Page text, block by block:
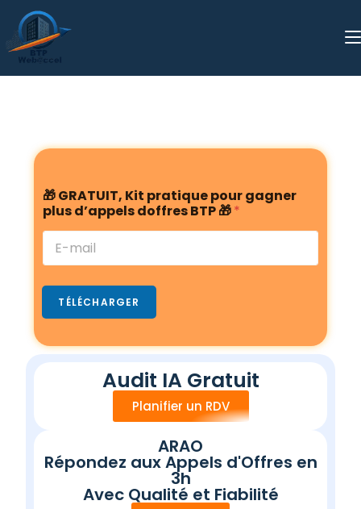
B
T
P
R
T
I
,
🎁 GRATUIT, Kit pratique pour gagner
plus d’appels doffres BTP 🎁*
TÉLÉCHARGER
Audit IA Gratuit
Planifier un RDV
ARAO
Répondez aux Appels d'Offres en
3h
Avec Qualité et Fiabilité